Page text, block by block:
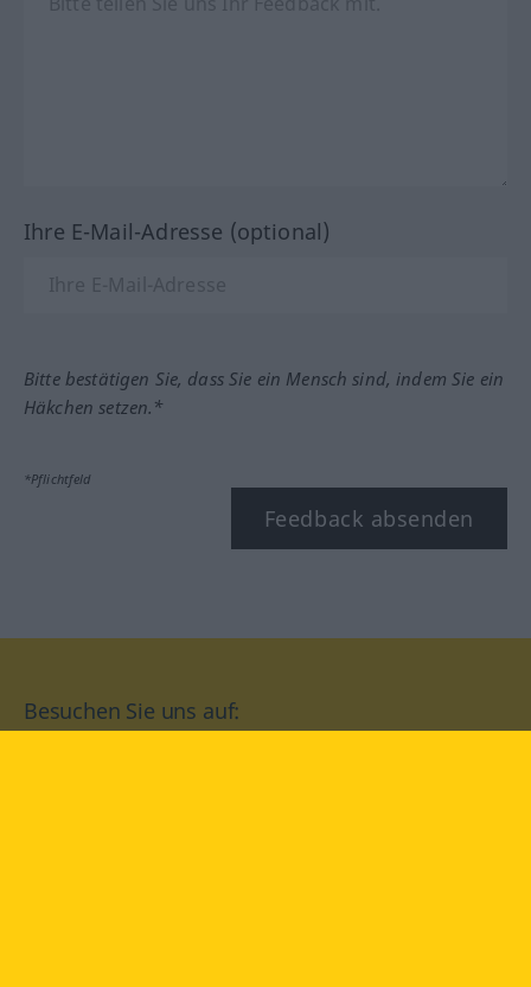
Ihre E-Mail-Adresse (optional)
Bitte bestätigen Sie, dass Sie ein Mensch sind, indem Sie ein
Häkchen setzen.*
*Pflichtfeld
Feedback absenden
Besuchen Sie uns auf: